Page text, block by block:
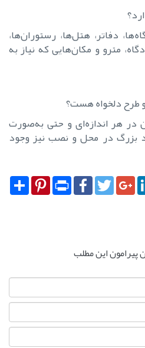
دفاتر، هتل‌ها، رستوران‌ها،
مترو و مکان‌هایی که نیاز به
در هر اندازه‌ای و حتی به‌صورت
بزرگ در محل و نصب نیز وجود
Share
Pinterest Print
FacebookTwitterGoogle+
پیرامون این مطلب